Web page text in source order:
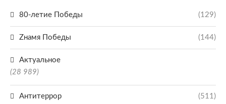
80-летие Победы (129)
Zнамя Победы (144)
Актуальное
(28 989)
Антитеррор (511)